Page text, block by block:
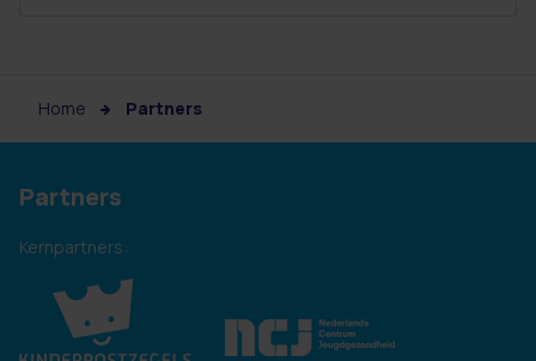
Home Partners
Partners
Kernpartners: